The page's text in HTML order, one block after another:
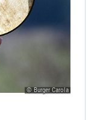
© Burger Carola